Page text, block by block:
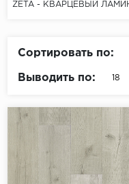
ZETA - КВАРЦЕВЫЙ
Сортировать по:
Выводить по: 18